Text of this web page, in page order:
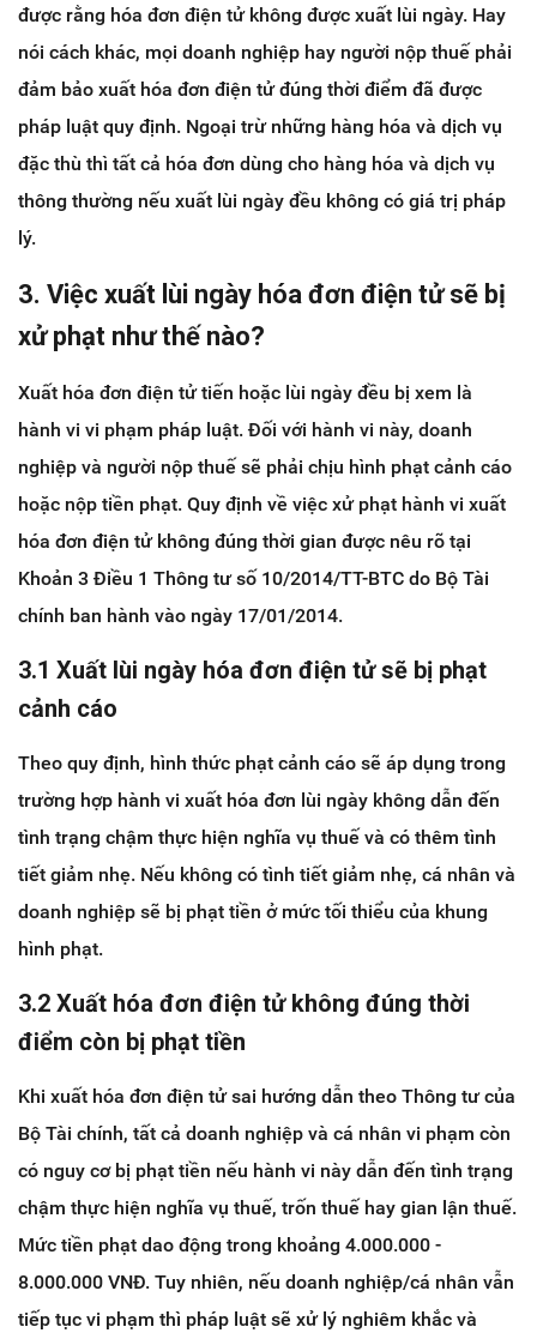
được rằng hóa đơn điện tử không được xuất lùi ngày. Hay
nói cách khác, mọi doanh nghiệp hay người nộp thuế phải
đảm bảo xuất hóa đơn điện tử đúng thời điểm đã được
pháp luật quy định. Ngoại trừ những hàng hóa và dịch vụ
đặc thù thì tất cả hóa đơn dùng cho hàng hóa và dịch vụ
thông thường nếu xuất lùi ngày đều không có giá trị pháp
lý.
3. Việc xuất lùi ngày hóa đơn điện tử sẽ bị
xử phạt như thế nào?
Xuất hóa đơn điện tử tiến hoặc lùi ngày đều bị xem là
hành vi vi phạm pháp luật. Đối với hành vi này, doanh
nghiệp và người nộp thuế sẽ phải chịu hình phạt cảnh cáo
hoặc nộp tiền phạt. Quy định về việc xử phạt hành vi xuất
hóa đơn điện tử không đúng thời gian được nêu rõ tại
Khoản 3 Điều 1 Thông tư số 10/2014/TT-BTC do Bộ Tài
chính ban hành vào ngày 17/01/2014.
3.1 Xuất lùi ngày hóa đơn điện tử sẽ bị phạt
cảnh cáo
Theo quy định, hình thức phạt cảnh cáo sẽ áp dụng trong
trường hợp hành vi xuất hóa đơn lùi ngày không dẫn đến
tình trạng chậm thực hiện nghĩa vụ thuế và có thêm tình
tiết giảm nhẹ. Nếu không có tình tiết giảm nhẹ, cá nhân và
doanh nghiệp sẽ bị phạt tiền ở mức tối thiểu của khung
hình phạt.
3.2 Xuất hóa đơn điện tử không đúng thời
điểm còn bị phạt tiền
Khi xuất hóa đơn điện tử sai hướng dẫn theo Thông tư của
Bộ Tài chính, tất cả doanh nghiệp và cá nhân vi phạm còn
có nguy cơ bị phạt tiền nếu hành vi này dẫn đến tình trạng
chậm thực hiện nghĩa vụ thuế, trốn thuế hay gian lận thuế.
Mức tiền phạt dao động trong khoảng 4.000.000 -
8.000.000 VNĐ. Tuy nhiên, nếu doanh nghiệp/cá nhân vẫn
tiếp tục vi phạm thì pháp luật sẽ xử lý nghiêm khắc và